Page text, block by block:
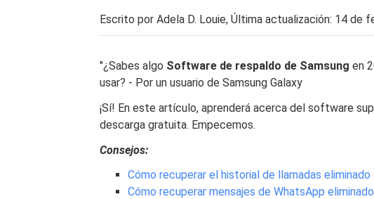
Escrito por Adela D. Louie, Última actualización: 14 de
"¿Sabes algo Software de respaldo de Samsung en
usar? - Por un usuario de Samsung Galaxy
¡Sí! En este artículo, aprenderá acerca del software
descarga gratuita. Empecemos.
Consejos:
Cómo recuperar el historial de llamadas
Cómo recuperar mensajes de WhatsApp